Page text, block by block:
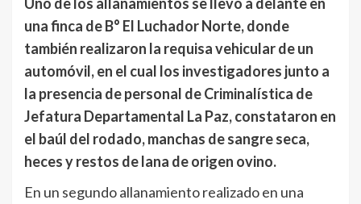
una finca de B° El Luchador Norte, donde
también realizaron la requisa vehicular de un
automóvil, en el cual los investigadores junto a
la presencia de personal de Criminalística de
Jefatura Departamental La Paz, constataron en
el baúl del rodado, manchas de sangre seca,
heces y restos de lana de origen ovino.
En un segundo allanamiento realizado en una